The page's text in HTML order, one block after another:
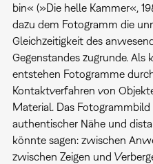
bin« (»Die helle Kammer«,
dazu dem Fotogramm die
Gleichzeitigkeit des
Gegenstandes zugrunde. Als
entstehen Fotogramme
Kontaktverfahren von
Material. Das
authentischer Nähe und
könnte sagen: zwischen
zwischen Zeigen und